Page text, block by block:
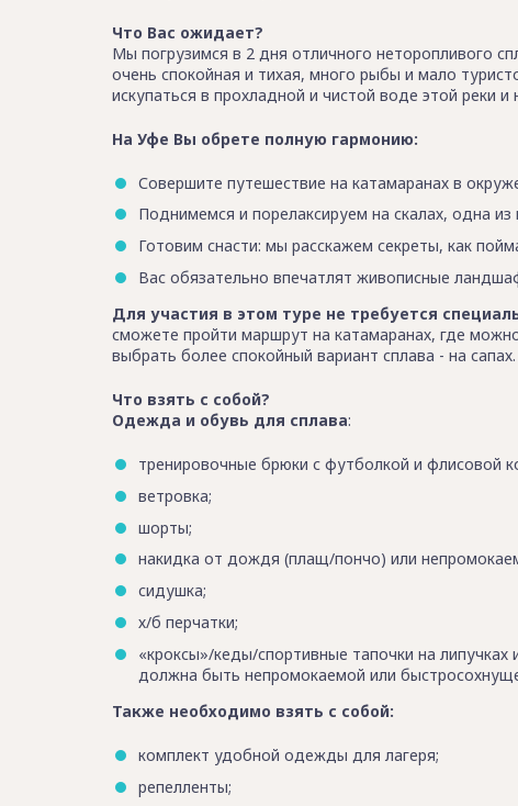
Что Вас ожидает?
Мы погрузимся в 2 дня отличного неторопливого
очень спокойная и тихая, много рыбы и мало
искупаться в прохладной и чистой воде этой реки
На Уфе Вы обрете полную гармонию:
Совершите путешествие на катамаранах в
Поднимемся и порелаксируем на скалах, одна
Готовим снасти: мы расскажем секреты, как
Вас обязательно впечатлят живописные
Для участия в этом туре не требуется
сможете пройти маршрут на катамаранах, где
выбрать более спокойный вариант сплава - на сапах.
Что взять с собой?
Одежда и обувь для сплава:
тренировочные брюки с футболкой и флисовой
ветровка;
шорты;
накидка от дождя (плащ/пончо) или
сидушка;
х/б перчатки;
«кроксы»/кеды/спортивные тапочки на
должна быть непромокаемой или
Также необходимо взять с собой:
комплект удобной одежды для лагеря;
репелленты;